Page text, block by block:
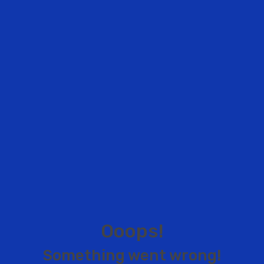
Ooops!
Something went wrong!